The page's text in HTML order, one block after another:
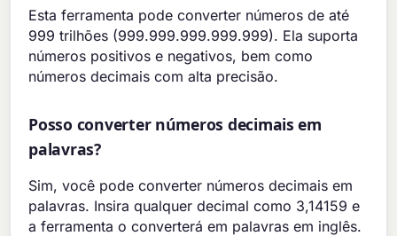
Esta ferramenta pode converter números de até
999 trilhões (999.999.999.999.999). Ela suporta
números positivos e negativos, bem como
números decimais com alta precisão.
Posso converter números decimais em
palavras?
Sim, você pode converter números decimais em
palavras. Insira qualquer decimal como 3,14159 e
a ferramenta o converterá em palavras em inglês.